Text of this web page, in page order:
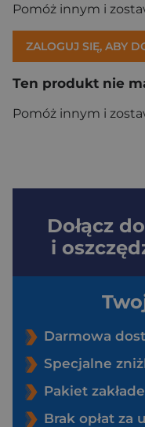
Pomóż innym i
ZALOGUJ SIĘ, ABY
Ten produkt nie
Pomóż innym i
Dołącz do
i
Darmowa
Specjalne
Pakiet
Brak opłat za